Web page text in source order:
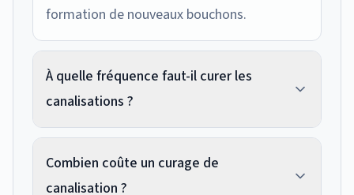
formation de nouveaux bouchons.
À quelle fréquence faut-il curer les
canalisations ?
Pour une maison individuelle, un curage
préventif tous les 3 à 5 ans est
Combien coûte un curage de
canalisation ?